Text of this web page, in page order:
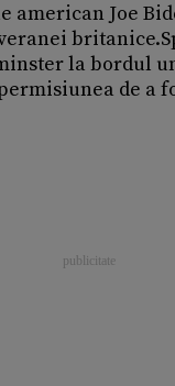
american Joe
la bordul
de a